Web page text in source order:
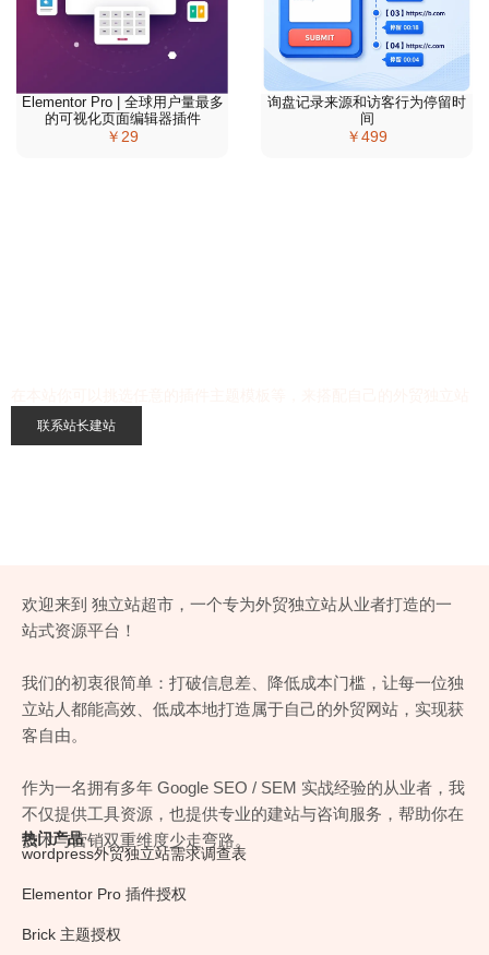
Elementor Pro | 全球用户量最多
的可视化页面编辑器插件
￥29
询盘记录来源和访客行为停留时
间
￥499
联系站长建站
欢迎来到 独立站超市，一个专为外贸独立站从业者打造的一
站式资源平台！
我们的初衷很简单：打破信息差、降低成本门槛，让每一位独
立站人都能高效、低成本地打造属于自己的外贸网站，实现获
客自由。
作为一名拥有多年 Google SEO / SEM 实战经验的从业者，我
不仅提供工具资源，也提供专业的建站与咨询服务，帮助你在
技术与营销双重维度少走弯路。
热门产品
wordpress外贸独立站需求调查表
Elementor Pro 插件授权
Brick 主题授权